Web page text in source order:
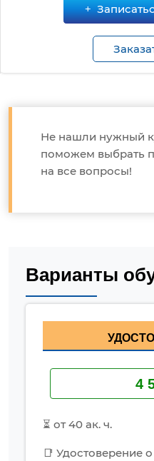
Не нашли нужный
поможем выбрать
на все вопросы!
Варианты
4
⏳ от 40 ак. ч.
📑 Удостоверение